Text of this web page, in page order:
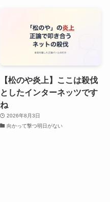
【松のや炎上】ここは殺伐
としたインターネッツです
ね
2026年8月3日
向かって撃つ明日がない